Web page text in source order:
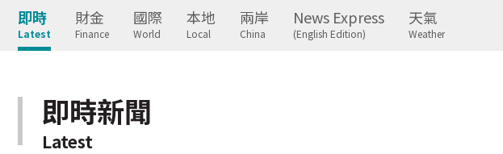
即時
Latest
財金
Finance
國際
World
本地
Local
兩岸
China
News Express
(English Edition)
天氣
Weather
即時新聞
Latest